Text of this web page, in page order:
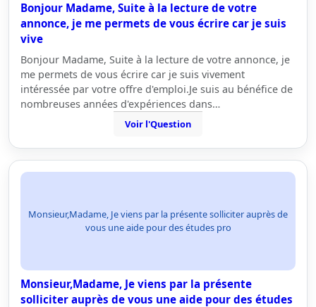
Bonjour Madame, Suite à la lecture de votre
annonce, je me permets de vous écrire car je suis
vive
Bonjour Madame, Suite à la lecture de votre annonce, je
me permets de vous écrire car je suis vivement
intéressée par votre offre d'emploi.Je suis au bénéfice de
nombreuses années d'expériences dans…
Voir l'Question
Monsieur,Madame, Je viens par la présente solliciter auprès de
vous une aide pour des études pro
Monsieur,Madame, Je viens par la présente
solliciter auprès de vous une aide pour des études